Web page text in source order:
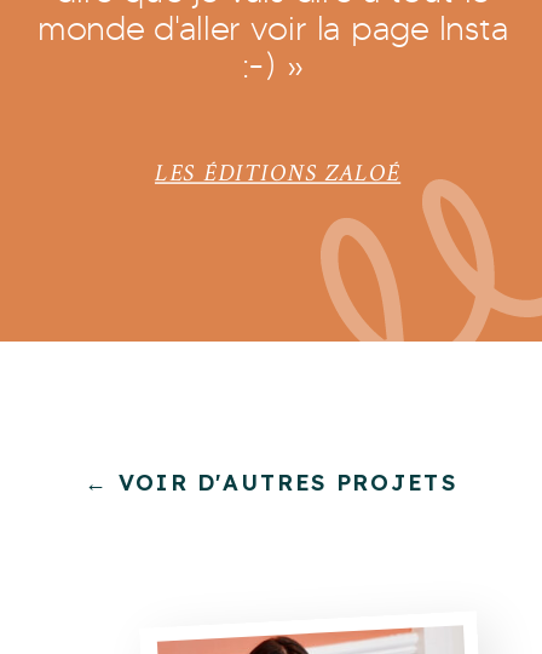
LES ÉDITIONS ZALOÉ
monde d'aller voir la page Insta
:-) »
← VOIR D'AUTRES PROJETS